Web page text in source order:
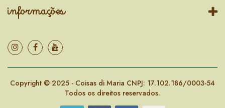
informações
Copyright © 2025 - Coisas di Maria CNPJ: 17.102.186/0003-54
Todos os direitos reservados.